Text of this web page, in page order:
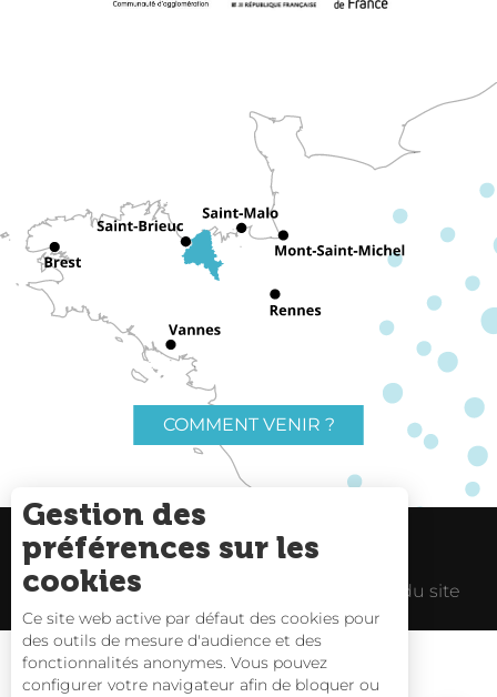
COMMENT VENIR ?
Charte du voyageur Liens utiles
Espace Pro Plan du site
Gestion des
préférences sur les
cookies
Ce site web active par défaut des cookies pour
des outils de mesure d'audience et des
fonctionnalités anonymes. Vous pouvez
configurer votre navigateur afin de bloquer ou